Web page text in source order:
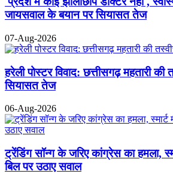
जायसवाल के बयान पर सियासत तेज
07-Aug-2026
हरेली पोस्टर विवाद: छत्तीसगढ़ महतारी की
सियासत तेज
06-Aug-2026
ट्रेंडिंग सॉन्ग के जरिए कांग्रेस का हमला,
बिल पर उठाए सवाल